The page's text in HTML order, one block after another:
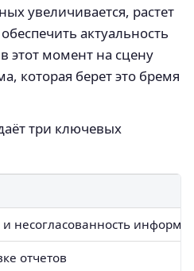
увеличивается, растет
актуальность
момент на сцену
которая берет это бремя
три ключевых
несогласованность
отчетов